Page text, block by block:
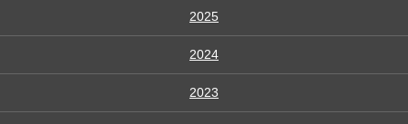
2025
2024
2023